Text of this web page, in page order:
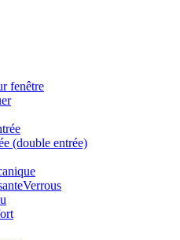
fenêtre
(double entrée)